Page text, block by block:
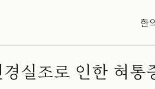
한
실조로 인한 혀통